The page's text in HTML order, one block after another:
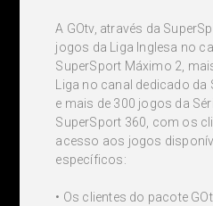
A GOtv, através da
jogos da Liga Inglesa no
SuperSport Máximo 2,
Liga no canal dedicado
e mais de 300 jogos da
SuperSport 360, com os
acesso aos jogos
específicos:
• Os clientes do pacote